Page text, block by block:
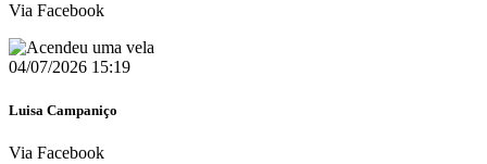
Via Facebook
04/07/2026 15:19
Luisa Campaniço
Via Facebook